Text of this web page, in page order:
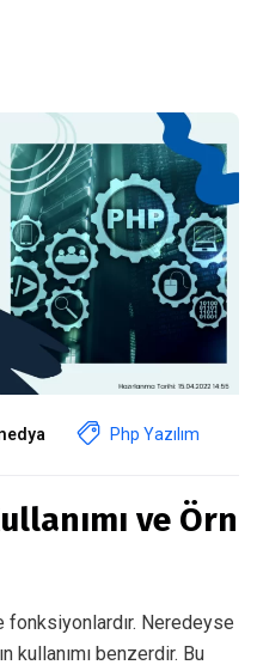
Php Yazılım
ve Örn
fonksiyonlardır. Neredeyse
kullanımı benzerdir. Bu